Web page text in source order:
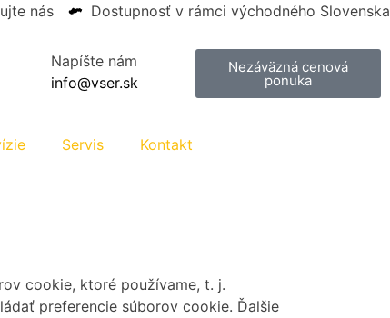
nás Dostupnosť v rámci východného Slovenska
Napíšte nám
info@vser.sk
Nezáväzná cenová
ponuka
Servis Kontakt
cookie, ktoré používame, t. j.
preferencie súborov cookie. Ďalšie